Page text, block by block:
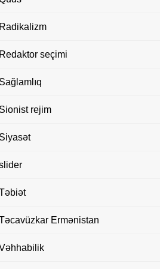
seçimi
rejim
Ermənistan